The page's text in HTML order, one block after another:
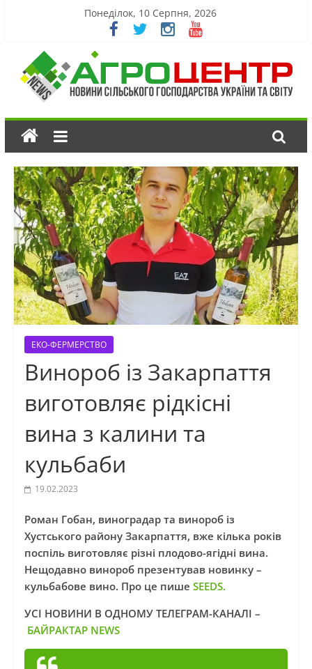
Понеділок, 10 Серпня, 2026
ЕКО-ФЕРМЕРСТВО
Винороб із Закарпаття
виготовляє рідкісні
вина з калини та
кульбаби
19.02.2023
Роман Гобан, виноградар та винороб із
Хустського району Закарпаття, вже кілька років
поспіль виготовляє різні плодово-ягідні вина.
Нещодавно винороб презентував новинку –
кульбабове вино. Про це пише SEEDS.
УСІ НОВИНИ В ОДНОМУ ТЕЛЕГРАМ-КАНАЛІ –
БАЙРАКТАР NEWS